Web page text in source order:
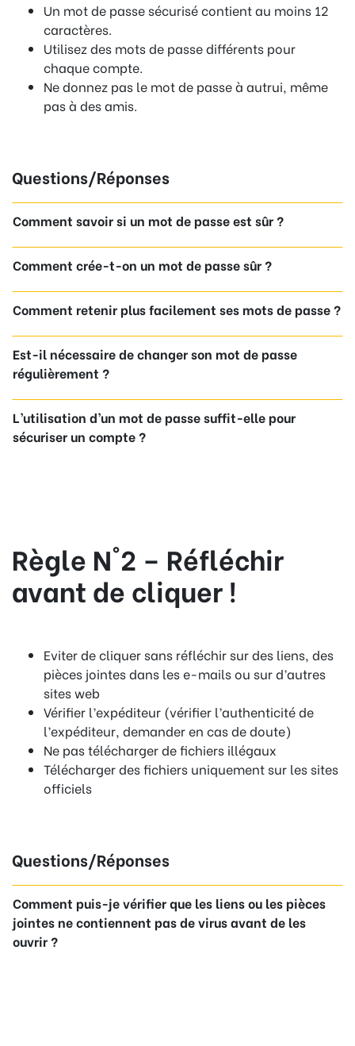
Un mot de passe sécurisé contient au moins 12
caractères.
Utilisez des mots de passe différents pour
chaque compte.
Ne donnez pas le mot de passe à autrui, même
pas à des amis.
Questions/Réponses
Comment savoir si un mot de passe est sûr ?
Comment crée-t-on un mot de passe sûr ?
Comment retenir plus facilement ses mots de passe ?
Est-il nécessaire de changer son mot de passe
régulièrement ?
L’utilisation d’un mot de passe suffit-elle pour
sécuriser un compte ?
Règle N°2 – Réfléchir
avant de cliquer !
Eviter de cliquer sans réfléchir sur des liens, des
pièces jointes dans les e-mails ou sur d’autres
sites web
Vérifier l’expéditeur (vérifier l’authenticité de
l’expéditeur, demander en cas de doute)
Ne pas télécharger de fichiers illégaux
Télécharger des fichiers uniquement sur les sites
officiels
Questions/Réponses
Comment puis-je vérifier que les liens ou les pièces
jointes ne contiennent pas de virus avant de les
ouvrir ?